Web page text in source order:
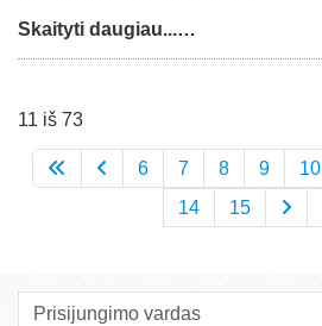
Skaityti daugiau...…
11 iš 73
6 7 8 9 10
14
15
Prisijungimo vardas